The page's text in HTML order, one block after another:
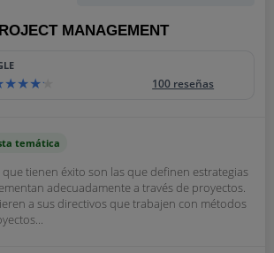
MANAGEMENT
100 reseñas
temática
tienen éxito son las que definen estrategias
adecuadamente a través de proyectos.
a sus directivos que trabajen con métodos